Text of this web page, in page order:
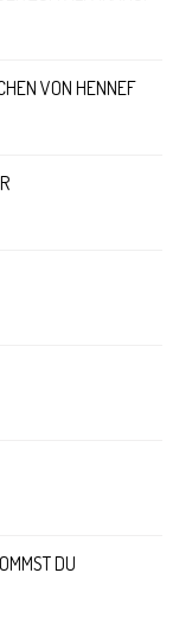
VON HENNEF
DU